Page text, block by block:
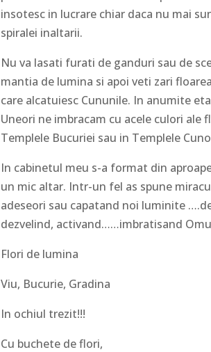
insotesc in lucrare chiar daca nu mai
spiralei inaltarii.
Nu va lasati furati de ganduri sau de
mantia de lumina si apoi veti zari
care alcatuiesc Cununile. In anumite
Uneori ne imbracam cu acele culori
Templele Bucuriei sau in Templele
In cabinetul meu s-a format din
un mic altar. Intr-un fel as spune
adeseori sau capatand noi luminite
dezvelind, activand……imbratisand
Flori de lumina
Viu, Bucurie, Gradina
In ochiul trezit!!!
Cu buchete de flori,